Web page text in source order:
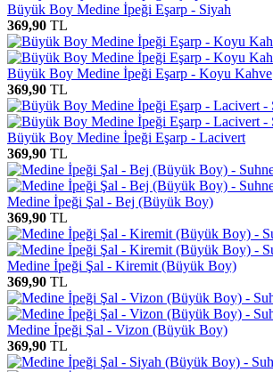
Büyük Boy Medine İpeği Eşarp - Siyah
369,90 TL
Büyük Boy Medine İpeği Eşarp - Koyu Kahve
369,90 TL
Büyük Boy Medine İpeği Eşarp - Lacivert
369,90 TL
Medine İpeği Şal - Bej (Büyük Boy)
369,90 TL
Medine İpeği Şal - Kiremit (Büyük Boy)
369,90 TL
Medine İpeği Şal - Vizon (Büyük Boy)
369,90 TL